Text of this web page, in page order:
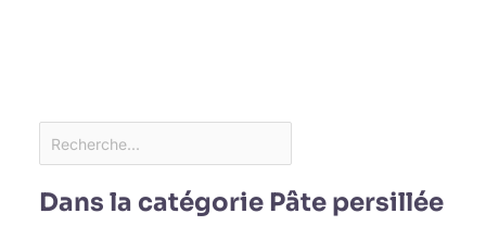
Dans la catégorie Pâte persillée